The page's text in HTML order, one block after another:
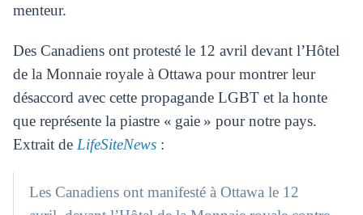
menteur.
Des Canadiens ont protesté le 12 avril devant l’Hôtel
de la Monnaie royale à Ottawa pour montrer leur
désaccord avec cette propagande LGBT et la honte
que représente la piastre « gaie » pour notre pays.
Extrait de LifeSiteNews :
Les Canadiens ont manifesté à Ottawa le 12